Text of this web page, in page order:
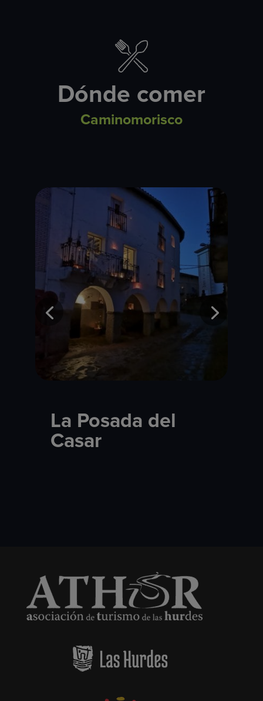
Dónde comer
Caminomorisco
La Posada del
Casar